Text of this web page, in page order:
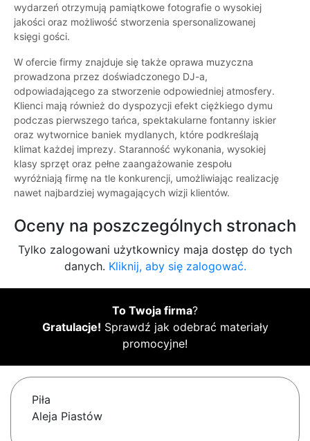
wydarzeń otrzymują pamiątkowe fotografie o wysokiej
jakości oraz możliwość stworzenia spersonalizowanej
księgi gości.
W ofercie firmy znajduje się także oprawa muzyczna
prowadzona przez doświadczonego DJ-a,
odpowiadającego za stworzenie odpowiedniej atmosfery.
Klienci mają również do dyspozycji efekt ciężkiego dymu
podczas pierwszego tańca, spektakularne fontanny iskier
oraz wytwornice baniek mydlanych, które podkreślają
klimat każdej imprezy. Staranność wykonania, wysokiej
klasy sprzęt oraz pełne zaangażowanie zespołu
wyróżniają firmę na tle konkurencji, umożliwiając realizację
nawet najbardziej wymagających wizji klientów.
Oceny na poszczególnych stronach
Tylko zalogowani użytkownicy maja dostęp do tych
danych. Kliknij, aby się zalogować.
To Twoja firma?
Gratulacje! Sprawdź jak odebrać materiały
promocyjne!
Piła
Aleja Piastów